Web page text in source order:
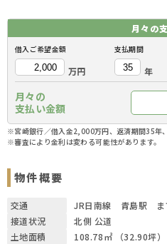
月々の
借入ご希望金額
万円
支払期間
年
月々の
支払い金額
※宮崎銀行／借入金2,000万円、返済期間35年
※審査により金利は変わる可能性があります。
物件概要
交通
JR日南線 青島駅 ま
接道状況
北側 公道
土地面積
108.78㎡ （32.90坪）